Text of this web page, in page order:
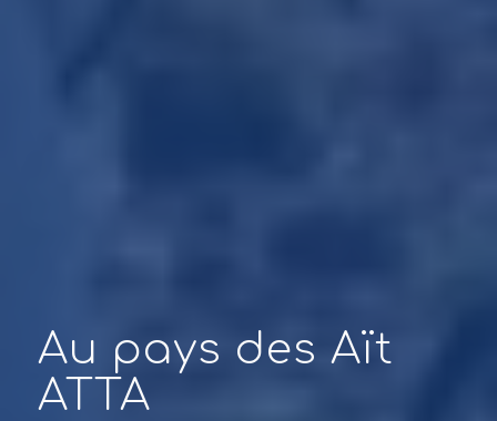
Au pays des Aït
ATTA